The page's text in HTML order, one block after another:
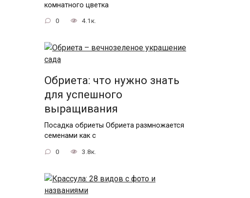
комнатного цветка
0 4.1к.
Обриета: что нужно знать
для успешного
выращивания
Посадка обриеты Обриета размножается
семенами как с
0 3.8к.